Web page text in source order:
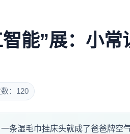
能”展：小常
：120
条湿毛巾挂床头就成了爸爸牌空气